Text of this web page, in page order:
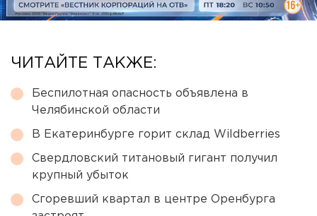
ЧИТАЙТЕ ТАКЖЕ:
Беспилотная опасность объявлена в
Челябинской области
В Екатеринбурге горит склад Wildberries
Свердловский титановый гигант получил
крупный убыток
Сгоревший квартал в центре Оренбурга